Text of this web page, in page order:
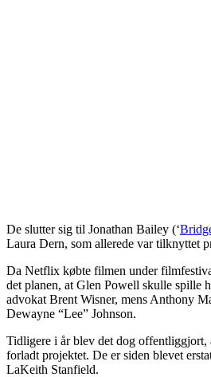
De slutter sig til Jonathan Bailey (‘
Laura Dern, som allerede var tilknyttet
Da Netflix købte filmen under
det planen, at Glen Powell skulle spille
advokat Brent Wisner, mens Anthony
Dewayne “Lee” Johnson.
Tidligere i år blev det dog offentliggjort,
forladt projektet. De er siden blevet
LaKeith Stanfield.